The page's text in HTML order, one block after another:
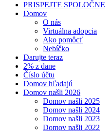
PRISPEJTE SPOLOČNE
Domov
O nás
Virtuálna adopcia
Ako pomôcť
Nebíčko
Darujte teraz
2% z dane
Číslo účtu
Domov hľadajú
Domov našli 2026
Domov našli 2025
Domov našli 2024
Domov našli 2023
Domov našli 2022